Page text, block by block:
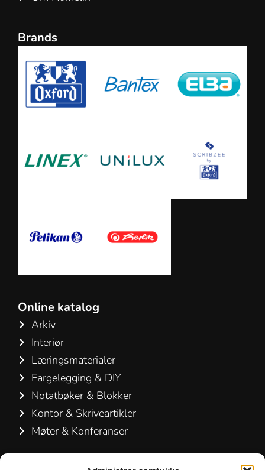
Brands
Online katalog
Arkiv
Interiør
Læringsmaterialer
Fargelegging & DIY
Notatbøker & Blokker
Kontor & Skriveartikler
Møter & Konferanser